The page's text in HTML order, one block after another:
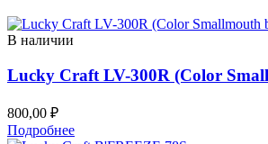
В наличии
Lucky Craft LV-300R (Color
800,00 ₽
Подробнее